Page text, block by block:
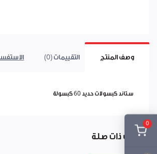
0
وصف المنتج التقييمات (0)
ستاند كبسولات حديد 60 كبسولة
منتجات ذات صلة